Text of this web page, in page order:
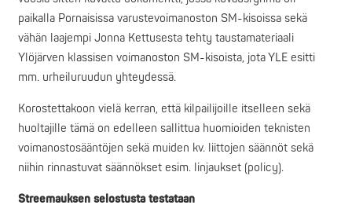
paikalla Pornaisissa varustevoimanoston SM-kisoissa sekä
vähän laajempi Jonna Kettusesta tehty taustamateriaali
Ylöjärven klassisen voimanoston SM-kisoista, jota YLE esitti
mm. urheiluruudun yhteydessä.
Korostettakoon vielä kerran, että kilpailijoille itselleen sekä
huoltajille tämä on edelleen sallittua huomioiden teknisten
voimanostosääntöjen sekä muiden kv. liittojen säännöt sekä
niihin rinnastuvat säännökset esim. linjaukset (policy).
Streemauksen selostusta testataan